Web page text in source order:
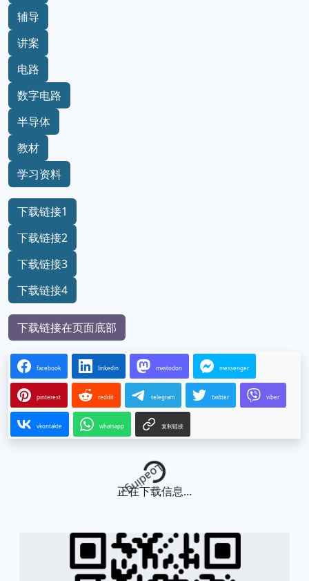
辅导
讲案
电路
数字电路
半导体
教材
学习资料
下载链接1
下载链接2
下载链接3
下载链接4
下载链接在页面底部
facebook linkedin mastodon messenger
pinterest reddit telegram twitter viber
vkontakte whatsapp 复制链接
Loading...
正在下载信息...